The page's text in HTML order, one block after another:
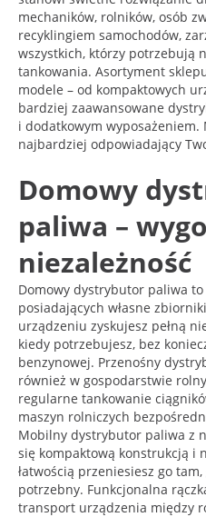
mechaników, rolników, osób
recyklingiem samochodów,
wszystkich, którzy potrzebują
tankowania. Asortyment
modele – od kompaktowych
bardziej zaawansowane
i dodatkowym wyposażeniem.
najbardziej odpowiadający
Domowy
paliwa –
niezależność
Domowy dystrybutor paliwa
posiadających własne
urządzeniu zyskujesz pełną
kiedy potrzebujesz, bez
benzynowej. Przenośny
również w gospodarstwie
regularne tankowanie
maszyn rolniczych
Mobilny dystrybutor paliwa z
się kompaktową konstrukcją i
łatwością przeniesiesz go
potrzebny. Funkcjonalna
transport urządzenia między